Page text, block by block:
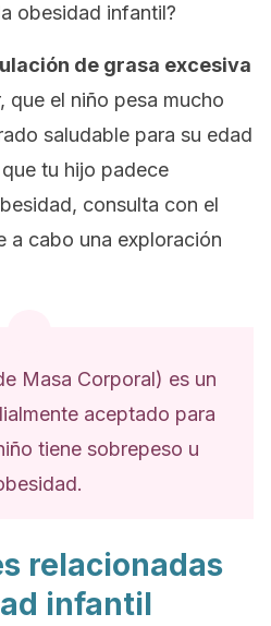
obesidad infantil?
de grasa excesiva
que el niño pesa mucho
saludable para su edad
tu hijo padece
consulta con el
a cabo una exploración
Masa Corporal) es un
aceptado para
tiene sobrepeso u
relacionadas
infantil